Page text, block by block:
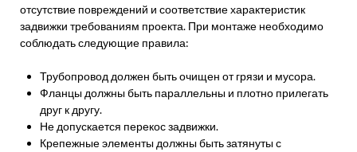
отсутствие повреждений и соответствие характеристик
задвижки требованиям проекта. При монтаже необходимо
соблюдать следующие правила:
Трубопровод должен быть очищен от грязи и мусора.
Фланцы должны быть параллельны и плотно прилегать
друг к другу.
Не допускается перекос задвижки.
Крепежные элементы должны быть затянуты с